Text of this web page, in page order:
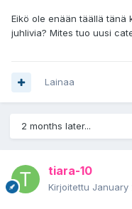
Eikö ole enään täällä tänä
juhlivia? Mites tuo uusi
Lainaa
2 months later...
tiara-10
Kirjoitettu January